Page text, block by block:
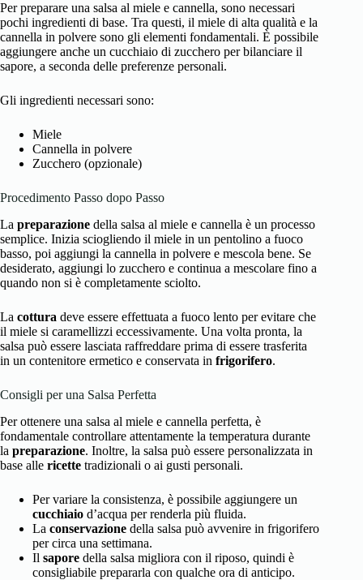
Per preparare una salsa al miele e cannella, sono necessari
pochi ingredienti di base. Tra questi, il miele di alta qualità e la
cannella in polvere sono gli elementi fondamentali. È possibile
aggiungere anche un cucchiaio di zucchero per bilanciare il
sapore, a seconda delle preferenze personali.
Gli ingredienti necessari sono:
Miele
Cannella in polvere
Zucchero (opzionale)
Procedimento Passo dopo Passo
La preparazione della salsa al miele e cannella è un processo
semplice. Inizia sciogliendo il miele in un pentolino a fuoco
basso, poi aggiungi la cannella in polvere e mescola bene. Se
desiderato, aggiungi lo zucchero e continua a mescolare fino a
quando non si è completamente sciolto.
La cottura deve essere effettuata a fuoco lento per evitare che
il miele si caramellizzi eccessivamente. Una volta pronta, la
salsa può essere lasciata raffreddare prima di essere trasferita
in un contenitore ermetico e conservata in frigorifero.
Consigli per una Salsa Perfetta
Per ottenere una salsa al miele e cannella perfetta, è
fondamentale controllare attentamente la temperatura durante
la preparazione. Inoltre, la salsa può essere personalizzata in
base alle ricette tradizionali o ai gusti personali.
Per variare la consistenza, è possibile aggiungere un
cucchiaio d’acqua per renderla più fluida.
La conservazione della salsa può avvenire in frigorifero
per circa una settimana.
Il sapore della salsa migliora con il riposo, quindi è
consigliabile prepararla con qualche ora di anticipo.